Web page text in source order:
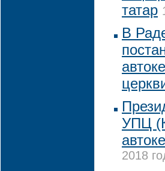
татар
В
УПЦ
2018